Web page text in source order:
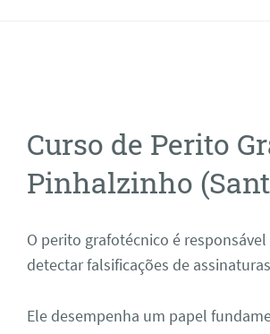
Curso de Perito
Pinhalzinho
O perito grafotécnico é
detectar falsificações de
Ele desempenha um papel